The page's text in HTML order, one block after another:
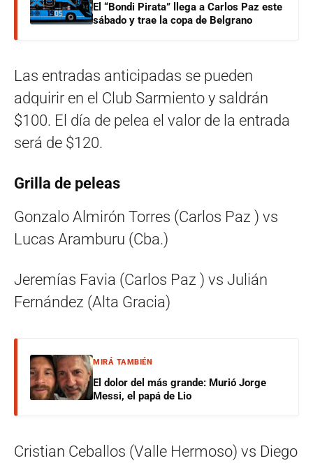
El “Bondi Pirata” llega a Carlos Paz este
sábado y trae la copa de Belgrano
Las entradas anticipadas se pueden
adquirir en el Club Sarmiento y saldrán
$100. El día de pelea el valor de la entrada
será de $120.
Grilla de peleas
Gonzalo Almirón Torres (Carlos Paz ) vs
Lucas Aramburu (Cba.)
Jeremías Favia (Carlos Paz ) vs Julián
Fernández (Alta Gracia)
MIRÁ TAMBIÉN
El dolor del más grande: Murió Jorge
Messi, el papá de Lio
Cristian Ceballos (Valle Hermoso) vs Diego